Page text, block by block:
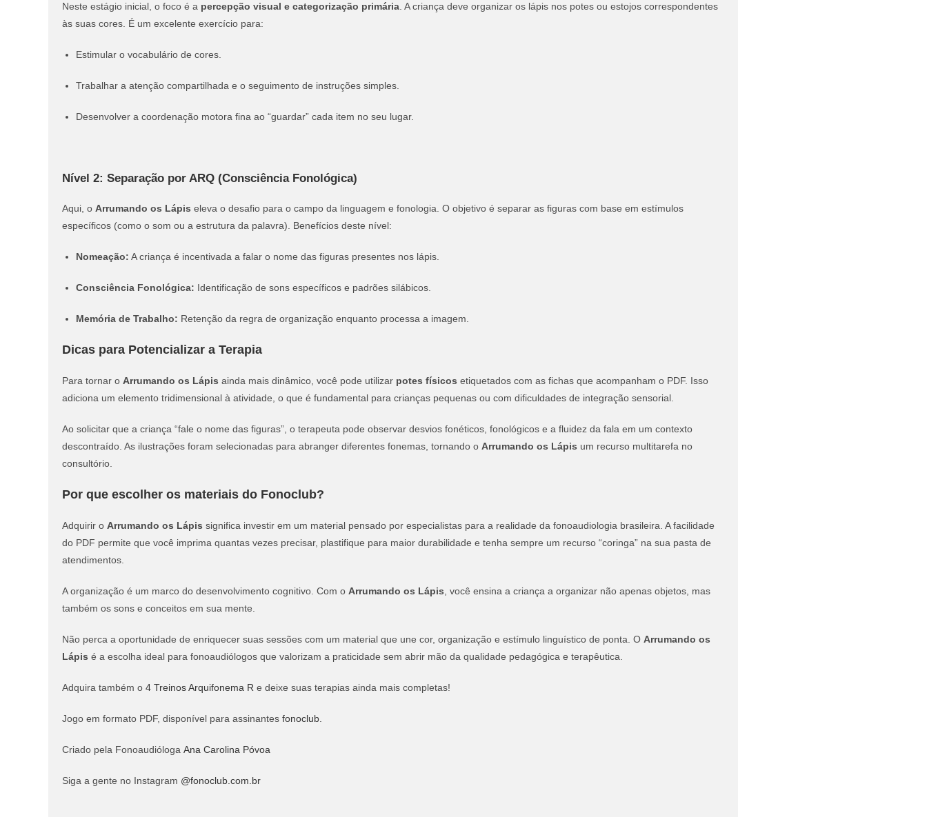
Neste estágio inicial, o foco é a percepção visual e categorização primária . A criança deve organizar os lápis nos potes ou estojos correspondentes
às suas cores. É um excelente exercício para:
Estimular o vocabulário de cores.
Trabalhar a atenção compartilhada e o seguimento de instruções simples.
Desenvolver a coordenação motora fina ao “guardar” cada item no seu lugar.
Nível 2: Separação por ARQ (Consciência Fonológica)
Aqui, o Arrumando os Lápis eleva o desafio para o campo da linguagem e fonologia. O objetivo é separar as figuras com base em estímulos
específicos (como o som ou a estrutura da palavra). Benefícios deste nível:
Nomeação: A criança é incentivada a falar o nome das figuras presentes nos lápis.
Consciência Fonológica: Identificação de sons específicos e padrões silábicos.
Memória de Trabalho: Retenção da regra de organização enquanto processa a imagem.
Dicas para Potencializar a Terapia
Para tornar o Arrumando os Lápis ainda mais dinâmico, você pode utilizar potes físicos etiquetados com as fichas que acompanham o PDF. Isso
adiciona um elemento tridimensional à atividade, o que é fundamental para crianças pequenas ou com dificuldades de integração sensorial.
Ao solicitar que a criança “fale o nome das figuras”, o terapeuta pode observar desvios fonéticos, fonológicos e a fluidez da fala em um contexto
descontraído. As ilustrações foram selecionadas para abranger diferentes fonemas, tornando o Arrumando os Lápis um recurso multitarefa no
consultório.
Por que escolher os materiais do Fonoclub?
Adquirir o Arrumando os Lápis significa investir em um material pensado por especialistas para a realidade da fonoaudiologia brasileira. A facilidade
do PDF permite que você imprima quantas vezes precisar, plastifique para maior durabilidade e tenha sempre um recurso “coringa” na sua pasta de
atendimentos.
A organização é um marco do desenvolvimento cognitivo. Com o Arrumando os Lápis , você ensina a criança a organizar não apenas objetos, mas
também os sons e conceitos em sua mente.
Não perca a oportunidade de enriquecer suas sessões com um material que une cor, organização e estímulo linguístico de ponta. O Arrumando os
Lápis é a escolha ideal para fonoaudiólogos que valorizam a praticidade sem abrir mão da qualidade pedagógica e terapêutica.
Adquira também o 4 Treinos Arquifonema R e deixe suas terapias ainda mais completas!
Jogo em formato PDF, disponível para assinantes fonoclub.
Criado pela Fonoaudióloga Ana Carolina Póvoa
Siga a gente no Instagram @fonoclub.com.br